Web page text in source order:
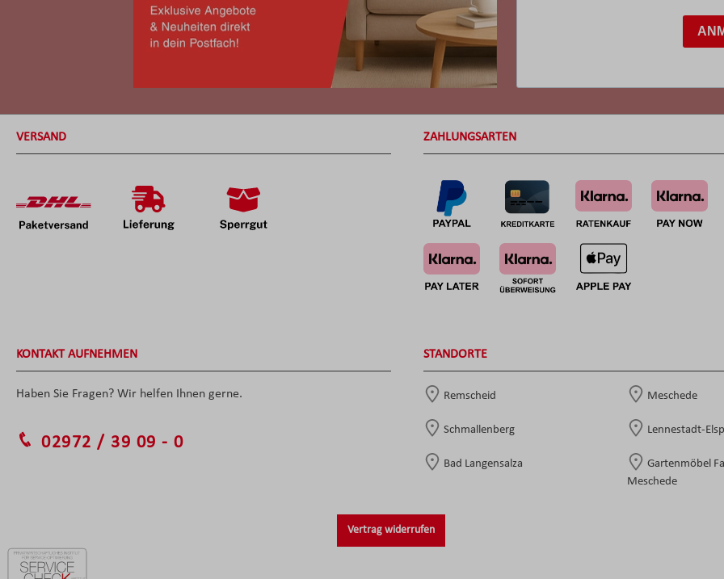
VERSAND ZAHLUNGSARTEN
KONTAKT AUFNEHMEN
Haben Sie Fragen? Wir helfen Ihnen gerne.
02972 / 39 09 - 0
Vertrag widerrufen
STANDORTE
Remscheid Meschede
Schmallenberg Lennestadt-
Bad Langensalza
Gartenmöbel
Meschede